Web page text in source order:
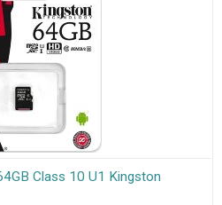
Class 10 U1 Kingston